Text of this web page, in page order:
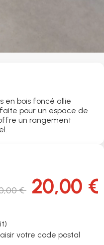
en bois foncé allie
pour un espace de
un rangement
€ 20,00 €
votre code postal